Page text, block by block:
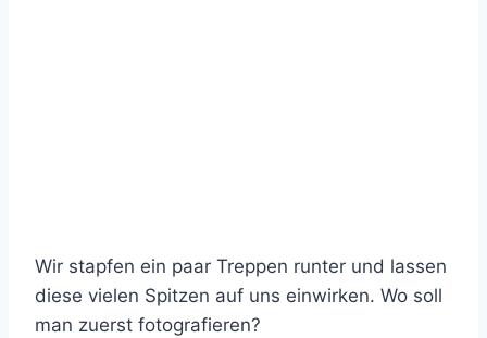
Wir stapfen ein paar Treppen runter und lassen
diese vielen Spitzen auf uns einwirken. Wo soll
man zuerst fotografieren?